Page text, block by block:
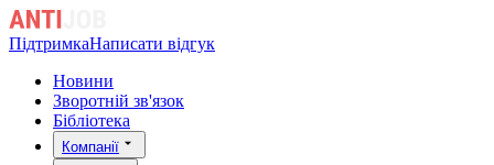
ПідтримкаНаписати відгук
Новини
Зворотній зв'язок
Бібліотека
Компанії